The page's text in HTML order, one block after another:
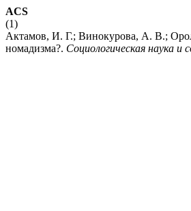
ACS
(1)
Актамов, И. Г.; Винокурова, А. В.;
номадизма?. Социологическая наука и